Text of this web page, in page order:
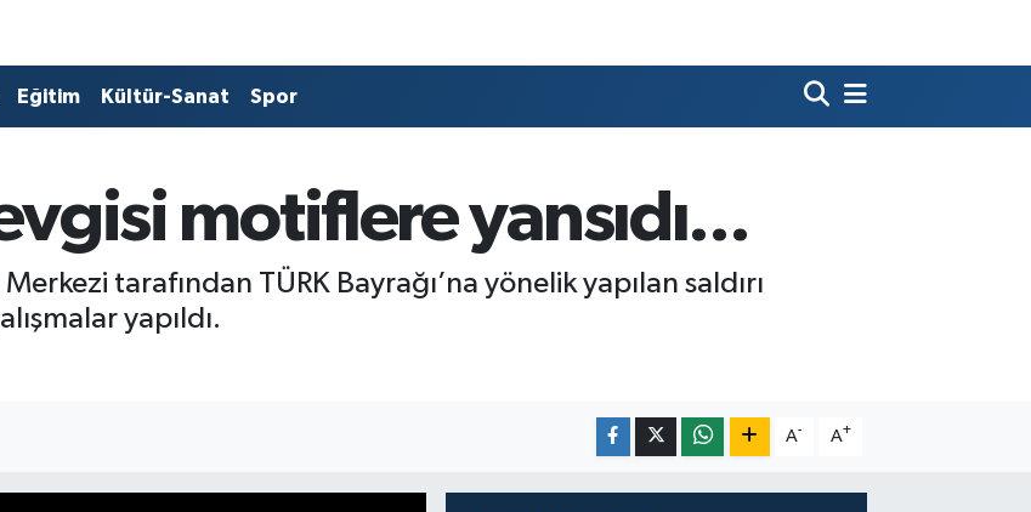
Eğitim Kültür-Sanat Spor
motiflere yansıdı...
tarafından TÜRK Bayrağı’na yönelik yapılan saldırı
yapıldı.
A- A+